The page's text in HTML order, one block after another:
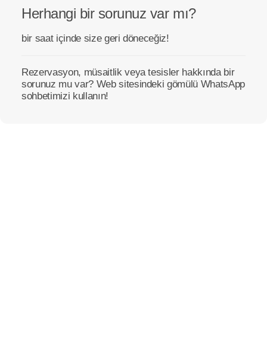
Herhangi bir sorunuz var mı?
bir saat içinde size geri döneceğiz!
Rezervasyon, müsaitlik veya tesisler hakkında bir
sorunuz mu var? Web sitesindeki gömülü WhatsApp
sohbetimizi kullanın!